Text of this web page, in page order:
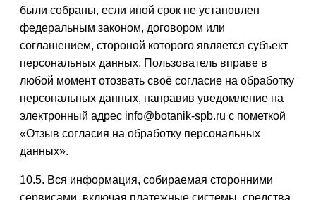
были собраны, если иной срок не установлен
федеральным законом, договором или
соглашением, стороной которого является субъект
персональных данных. Пользователь вправе в
любой момент отозвать своё согласие на обработку
персональных данных, направив уведомление на
электронный адрес info@botanik-spb.ru с пометкой
«Отзыв согласия на обработку персональных
данных».
10.5. Вся информация, собираемая сторонними